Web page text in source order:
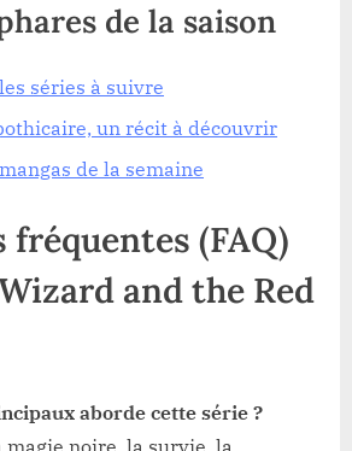
de la saison
séries à suivre
un récit à découvrir
de la semaine
fréquentes (FAQ)
and the Red
aborde cette série ?